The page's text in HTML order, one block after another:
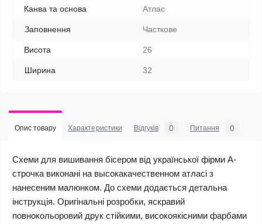
Канва та основа Атлас
Заповнення Часткове
Висота 26
Ширина 32
Опис товару Характеристики Відгуків 0 Питання 0
Схеми для вишивання бісером від української фірми А-
строчка виконані на высокакачественном атласі з
нанесеним малюнком. До схеми додається детальна
інструкція. Оригінальні розробки, яскравий
повнокольоровий друк стійкими, високоякісними фарбами